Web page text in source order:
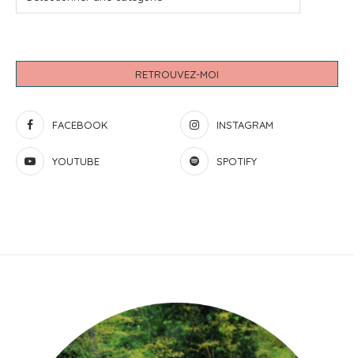
RETROUVEZ-MOI
FACEBOOK INSTAGRAM
YOUTUBE SPOTIFY